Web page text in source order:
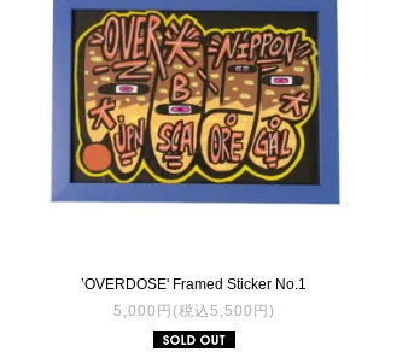
’OVERDOSE' Framed Sticker No.1
5,000円(税込5,500円)